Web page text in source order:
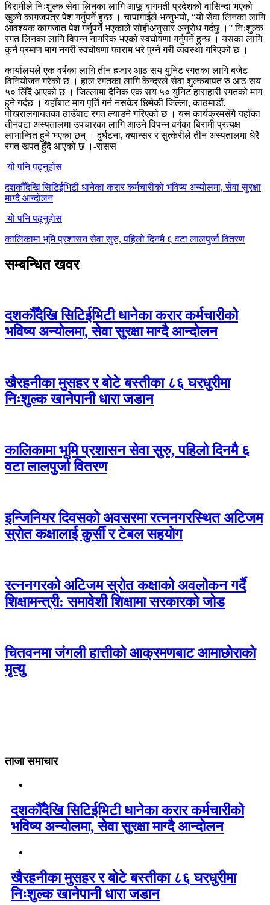
बिरामीले निःशुल्क सेवा लिनका लागि आफू बागमती प्रदेशको वासिन्दा भएको
खुल्ने कागजपत्र पेश गर्नुपर्ने हुन्छ । चापागाईले भन्नुभयो, “यो सेवा लिनका लागि
आवश्यक कागजात पेश गर्नुपर्ने भएकाले सोहीअनुसार अनुरोध गर्दछु ।” निःशुल्क
रगत लिनका लागि विपन्न नागरिक भएको स्वघोषणा गर्नुपर्ने हुन्छ । यसका लागि
कुनै प्रमाण माग नगरी स्वघोषणा फाराम भरे पुग्ने गरी व्यवस्था गरिएको छ ।
कार्यालयले एक वर्षका लागि तीन हजार आठ सय युनिट रगतका लागि बजेट
विनियोजन गरेको छ । हाल रगतका लागि केन्द्रले सेवा शुल्कबापत रु आठ सय
५० लिँदै आएको छ । जिल्लामा दैनिक एक सय ५० युनिट हाराहारी रगतको माग
हुने गर्दछ । यहाँबाट माग पूर्ति गर्न नसकेर छिमेकी जिल्ला, काठमाडौँ,
पोखरालगायतका ठाउँबाट रगत ल्याउने गरिएको छ । यस कार्यक्रमसँगै यहाँका
तीनवटा अस्पतालमा उपचारका लागि आउने विपन्न वर्गका बिरामी प्रत्यक्ष
लाभान्वित हुने भएका छन् । दुर्घटना, क्यान्सर र सुत्केरीले तीन अस्पतालमा धेरै
रगत खपत हुँदै आएको छ ।-रासस
यो पनि पढ्नुहोस
दशकौँदेखि सिटिईभिटी धानेका करार कर्मचारीको भविष्य अन्योलमा, सेवा सुरक्षा
माग्दै आन्दोलन
यो पनि पढ्नुहोस
कालिकामा भूमि प्रशासन सेवा सुरु, पहिलो दिनमै ६ वटा लालपुर्जा वितरण
सम्बन्धित खवर
दशकौँदेखि सिटिईभिटी धानेका करार कर्मचारीको
भविष्य अन्योलमा, सेवा सुरक्षा माग्दै आन्दोलन
खैरहनीका मुसहर र बोटे बस्तीका ८६ घरधुरीमा
निःशुल्क खानेपानी धारा जडान
कालिकामा भूमि प्रशासन सेवा सुरु, पहिलो दिनमै ६
वटा लालपुर्जा वितरण
इन्जिनियर दिवसको अवसरमा रत्ननगरस्थित अटिजम
स्रोत कक्षालाई कुर्सी र टेबल सहयोग
रत्ननगरको अटिजम स्रोत कक्षाको अवलोकन गर्दै
शिक्षामन्त्री: समावेशी शिक्षामा सरकारको जोड
चितवनमा जंगली हात्तीको आक्रमणबाट आमाछोराको
मृत्यु
ताजा समाचार
दशकौँदेखि सिटिईभिटी धानेका करार कर्मचारीको
भविष्य अन्योलमा, सेवा सुरक्षा माग्दै आन्दोलन
खैरहनीका मुसहर र बोटे बस्तीका ८६ घरधुरीमा
निःशुल्क खानेपानी धारा जडान